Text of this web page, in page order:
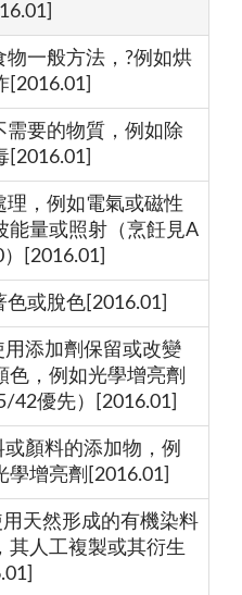
物一般方法，?例如烘
[2016.01]
需要的物質，例如除
[2016.01]
理，例如電氣或磁性
能量或照射（烹飪見A
[2016.01]
色或脫色[2016.01]
用添加劑保留或改變
色，例如光學增亮劑
42優先）[2016.01]
或顏料的添加物，例
學增亮劑[2016.01]
天然形成的有機染料
其人工複製或其衍生